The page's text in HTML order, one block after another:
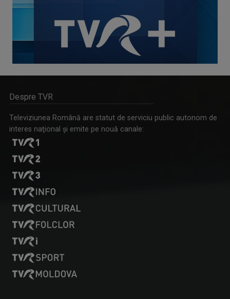
Despre TVR
Televiziunea Română are statut de serviciu public autonom de
interes naţional şi emite pe nouă canale: